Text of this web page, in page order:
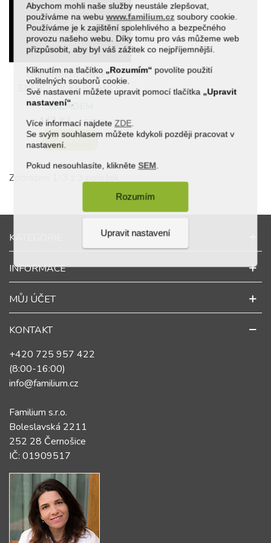
Abychom mohli naše služby neustále zlepšovat,
používáme na webuwww.familium.czsoubory cookie.
Používáme je k zajištění spolehlivého a bezpečného
provozu našeho webu. Díky tomu pro vás můžeme web
přizpůsobit, aby byl váš zážitek co nejpříjemnější.
Kliknutím na tlačítko „Rozumím“ povolíte použití
volitelných souborů cookie.
Své nastavení můžete upravit pomocí tlačítka „Upravit
nastavení“.
Více informací najdeteZDE.
Se svým souhlasem můžete kdykoli později pracovat v
nastavení.
Pokud nesouhlasíte, klikněte SEM.
Rozumím
Upravit nastavení
ORIGINÁLNÍ TRIČKO
ENERGETICKÁ BILANCE
PIVA
SKLADEM
447 Kč (s DPH)
(1)
Zobrazit
Zobrazení 1-3 z 3 položek
KATEGORIE
INFORMACE
MŮJ ÚČET
KONTAKT
+420 725 957 422
(8:00-16:00)
info@familium.cz
Familium s.r.o.
Boleslavská 2211
252 28 Černošice
IČ: 01909517